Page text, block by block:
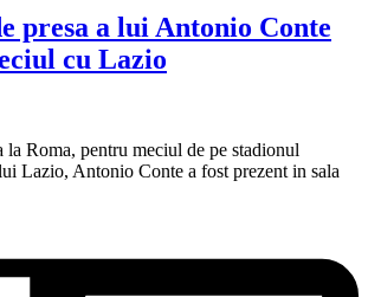
presa a lui Antonio Conte
cu Lazio
la Roma, pentru meciul de pe stadionul
Lazio, Antonio Conte a fost prezent in sala